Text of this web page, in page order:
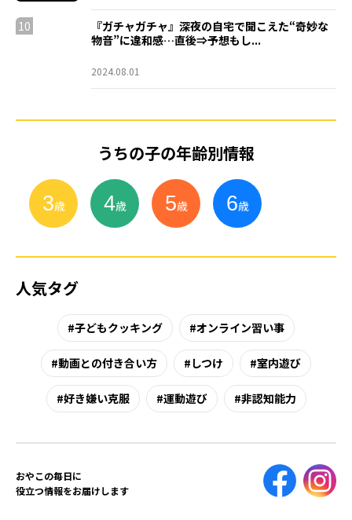
10
『ガチャガチャ』深夜の自宅で聞こえた“奇妙な
物音”に違和感…直後⇒予想もし...
2024.08.01
うちの子の年齢別情報
3歳 4歳 5歳 6歳
人気タグ
子どもクッキング オンライン習い事
動画との付き合い方 しつけ 室内遊び
好き嫌い克服 運動遊び 非認知能力
おやこの毎日に
役立つ情報をお届けします